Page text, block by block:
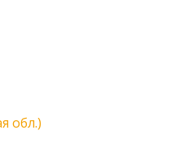
обл.)